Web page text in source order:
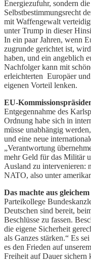
Energiezufuhr, sondern
Selbstbestimmungsrecht
mit Waffengewalt
unter Trump in dieser
In ein paar Jahren, wenn
zugrunde gerichtet ist,
haben, und ein angeblich
Nachfolger kann mit
erleichterten Europäer
eigenen Vorteil lenken.
EU-
Entgegennahme des
Ordnung habe sich in
müsse unabhängig
und eine neue
„Verantwortung
mehr Geld für das Militär
Ausland zu intervenieren:
NATO, also unter
Das machte aus
Parteikollege
Deutschen sind bereit,
Beschlüsse zu fassen.
die eigene Sicherheit
als Ganzes stärken.“ Es
es den Frieden auf
Freiheit auf Dauer sichern